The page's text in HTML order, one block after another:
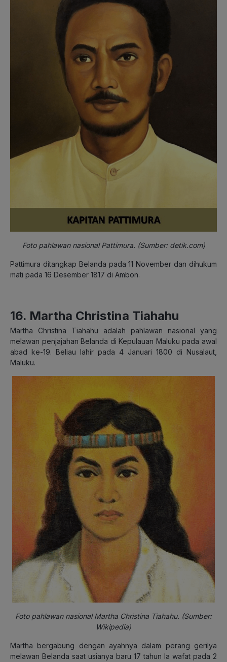
Foto pahlawan nasional Pattimura. (Sumber: detik.com)
Pattimura ditangkap Belanda pada 11 November dan dihukum
mati pada 16 Desember 1817 di Ambon.
16. Martha Christina Tiahahu
Martha Christina Tiahahu adalah pahlawan nasional yang
melawan penjajahan Belanda di Kepulauan Maluku pada awal
abad ke-19. Beliau lahir pada 4 Januari 1800 di Nusalaut,
Maluku.
Foto pahlawan nasional Martha Christina Tiahahu. (Sumber:
Wikipedia)
Martha bergabung dengan ayahnya dalam perang gerilya
melawan Belanda saat usianya baru 17 tahun Ia wafat pada 2